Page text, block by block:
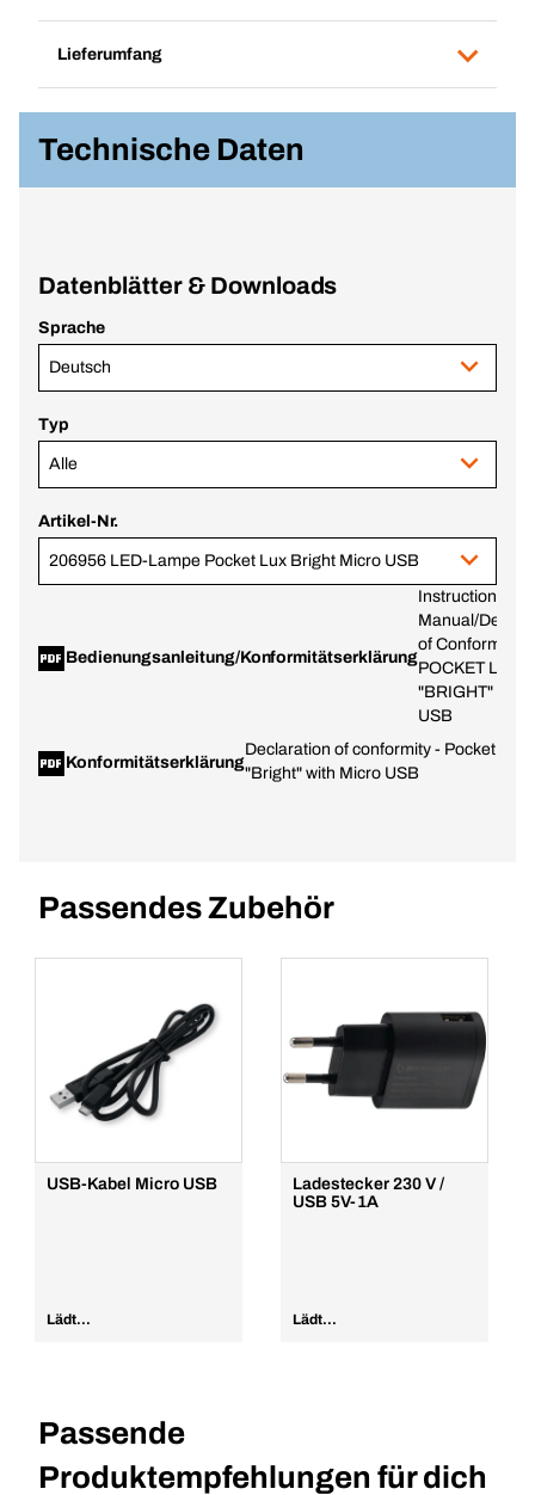
Lieferumfang
Technische Daten
Datenblätter & Downloads
Sprache
Deutsch
Typ
Alle
Artikel-Nr.
206956 LED-Lampe Pocket Lux Bright Micro USB
Bedienungsanleitung/Konformitätserklärung
Instruction
Manual/
of Conformity-
POCKET LUX
"BRIGHT"
USB
Konformitätserklärung
Declaration of conformity - Pocket Lux
"Bright" with Micro USB
Passendes Zubehör
USB-Kabel Micro USB
Lädt...
Ladestecker 230 V /
USB 5V-1A
Lädt...
Passende
Produktempfehlungen für dich